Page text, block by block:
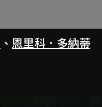
、 恩里科．多納蒂